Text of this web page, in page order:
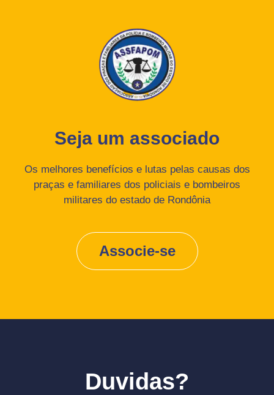
Seja um associado
Os melhores benefícios e lutas pelas causas dos
praças e familiares dos policiais e bombeiros
militares do estado de Rondônia
Associe-se
Duvidas?